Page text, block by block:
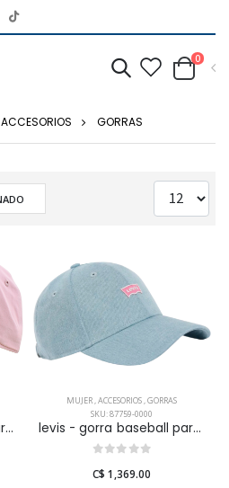
0
ACCESORIOS GORRAS
levis - gorra baseball para mujer
MUJER,ACCESORIOS,GORRAS
SKU: 87759-0000
levis - gorra baseball para mujer
C$ 1,369.00